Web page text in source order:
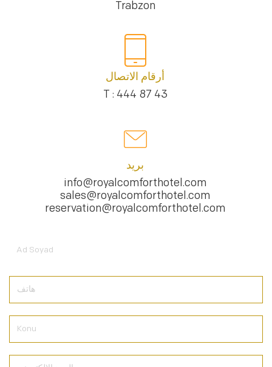
Trabzon
أرقام الاتصال
T : 444 87 43
بريد
info@royalcomforthotel.com
sales@royalcomforthotel.com
reservation@royalcomforthotel.com